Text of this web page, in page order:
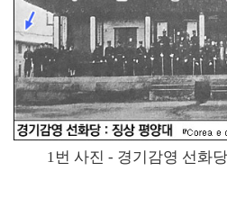
1번 사진 - 경기감영 선화